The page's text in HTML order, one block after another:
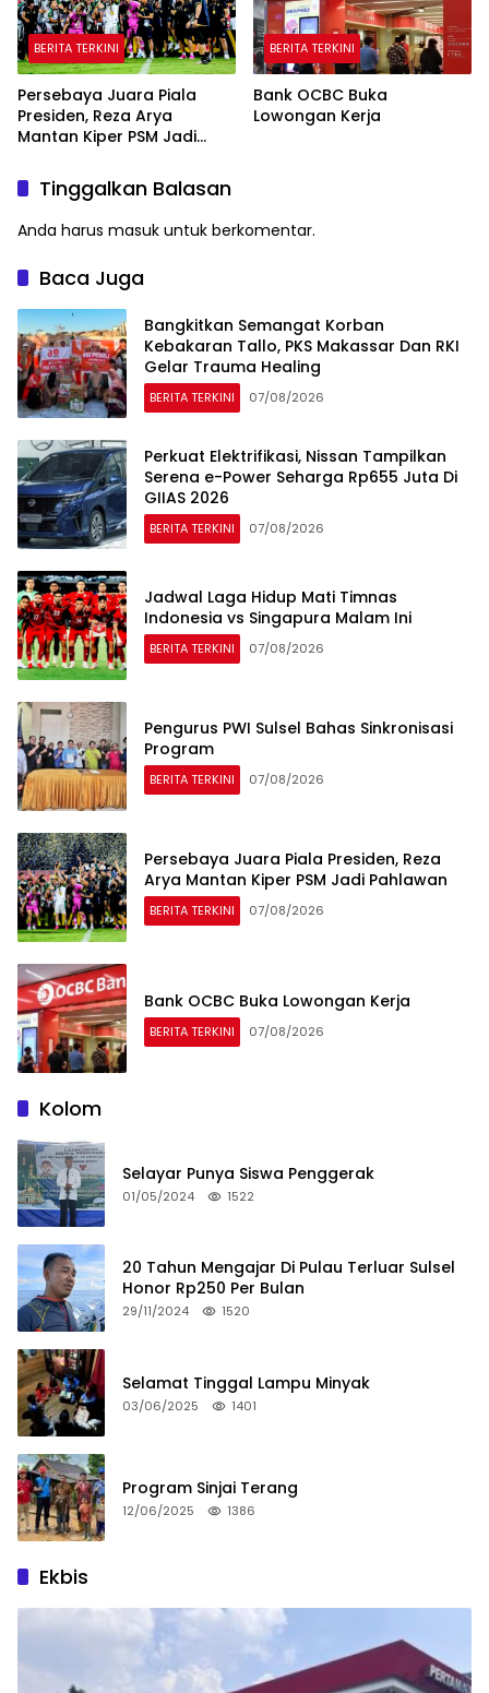
BERITA TERKINI
Persebaya Juara Piala
Presiden, Reza Arya
Mantan Kiper PSM Jadi
BERITA TERKINI
Bank OCBC Buka
Lowongan Kerja
Tinggalkan Balasan
Anda harus masuk untuk berkomentar.
Baca Juga
Bangkitkan Semangat Korban
Kebakaran Tallo, PKS Makassar Dan RKI
Gelar Trauma Healing
BERITA TERKINI 07/08/2026
Perkuat Elektrifikasi, Nissan Tampilkan
Serena e-Power Seharga Rp655 Juta Di
GIIAS 2026
BERITA TERKINI 07/08/2026
Jadwal Laga Hidup Mati Timnas
Indonesia vs Singapura Malam Ini
BERITA TERKINI 07/08/2026
Pengurus PWI Sulsel Bahas Sinkronisasi
Program
BERITA TERKINI 07/08/2026
Persebaya Juara Piala Presiden, Reza
Arya Mantan Kiper PSM Jadi Pahlawan
BERITA TERKINI 07/08/2026
Bank OCBC Buka Lowongan Kerja
BERITA TERKINI 07/08/2026
Kolom
Selayar Punya Siswa Penggerak
01/05/2024 1522
20 Tahun Mengajar Di Pulau Terluar Sulsel
Honor Rp250 Per Bulan
29/11/2024 1520
Selamat Tinggal Lampu Minyak
03/06/2025 1401
Program Sinjai Terang
12/06/2025 1386
Ekbis